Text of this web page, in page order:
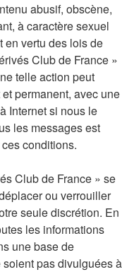
abusif, obscène,
à caractère sexuel
en vertu des lois de
Club de France »
telle action peut
permanent, avec une
Internet si nous le
les messages est
conditions.
Club de France » se
ou verrouiller
seule discrétion. En
les informations
une base de
pas divulguées à